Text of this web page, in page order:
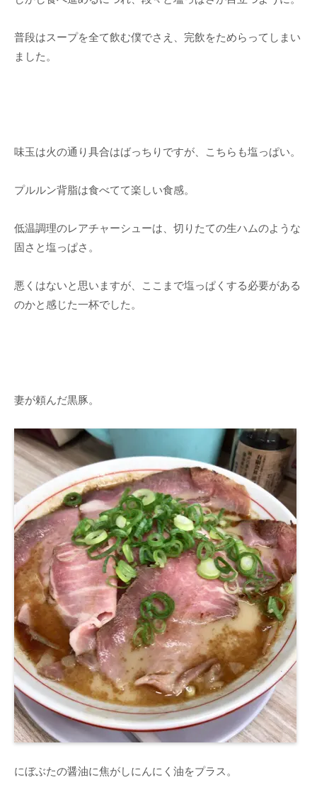
普段はスープを全て飲む僕でさえ、完飲をためらってしまい
ました。
味玉は火の通り具合はばっちりですが、こちらも塩っぱい。
プルルン背脂は食べてて楽しい食感。
低温調理のレアチャーシューは、切りたての生ハムのような
固さと塩っぱさ。
悪くはないと思いますが、ここまで塩っぱくする必要がある
のかと感じた一杯でした。
妻が頼んだ黒豚。
にぼぶたの醤油に焦がしにんにく油をプラス。